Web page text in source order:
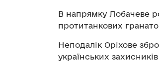
В напрямку Лобачеве
протитанкових
Неподалік Оріхове
українських